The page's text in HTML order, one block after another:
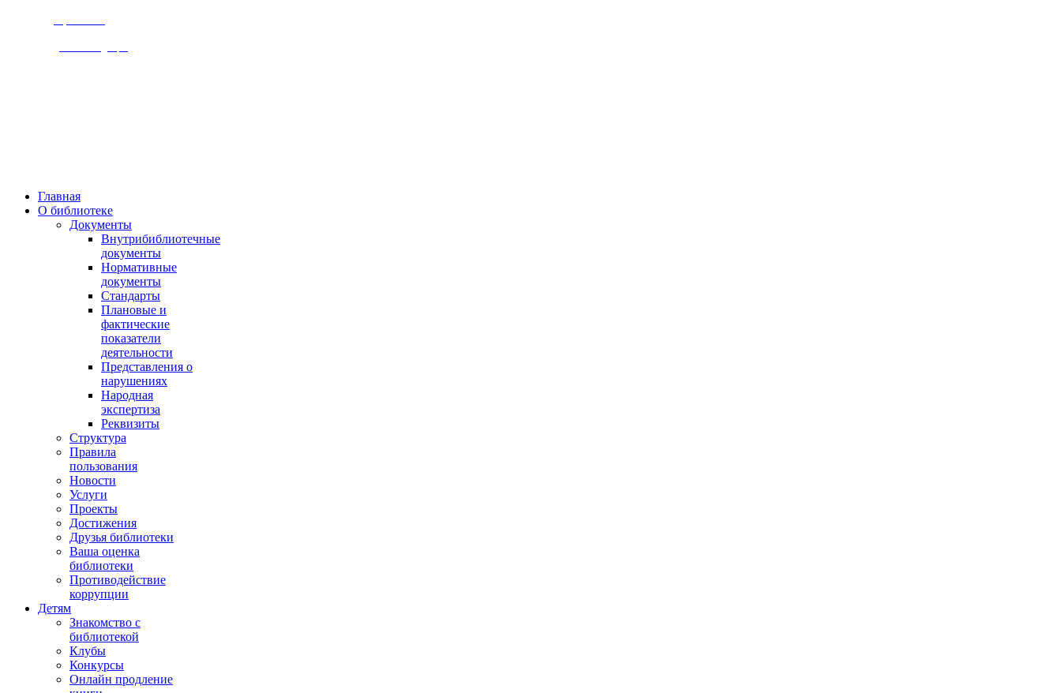
Главная
О библиотеке
Документы
Внутрибиблиотечные
документы
Нормативные
документы
Стандарты
Плановые и
фактические
показатели
деятельности
Представления о
нарушениях
Народная
экспертиза
Реквизиты
Структура
Правила
пользования
Новости
Услуги
Проекты
Достижения
Друзья библиотеки
Ваша оценка
библиотеки
Противодействие
коррупции
Детям
Знакомство с
библиотекой
Клубы
Конкурсы
Онлайн продление